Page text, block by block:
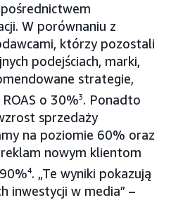
W porównaniu z
którzy pozostali
podejściach, marki,
strategie,
o 30%3. Ponadto
sprzedaży
na poziomie 60% oraz
nowym klientom
4. „Te wyniki pokazują
inwestycji w media” –